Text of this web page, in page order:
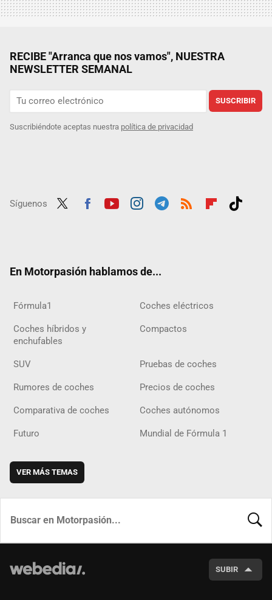
RECIBE "Arranca que nos vamos", NUESTRA
NEWSLETTER SEMANAL
SUSCRIBIR
Suscribiéndote aceptas nuestra política de privacidad
Síguenos
En Motorpasión hablamos de...
Fórmula1 Coches eléctricos
Coches híbridos y
enchufables
Compactos
SUV Pruebas de coches
Rumores de coches Precios de coches
Comparativa de coches Coches autónomos
Futuro Mundial de Fórmula 1
VER MÁS TEMAS
SUBIR